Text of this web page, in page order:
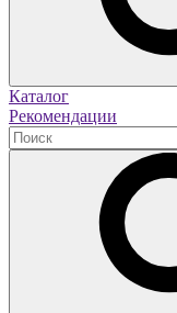
Каталог
Рекомендации